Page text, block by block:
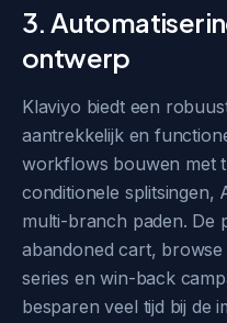
3.
ontwerp
Klaviyo biedt een
aantrekkelijk en
workflows bouwen met
conditionele splitsingen,
multi-branch paden. De
abandoned cart,
series en win-back
besparen veel tijd bij de